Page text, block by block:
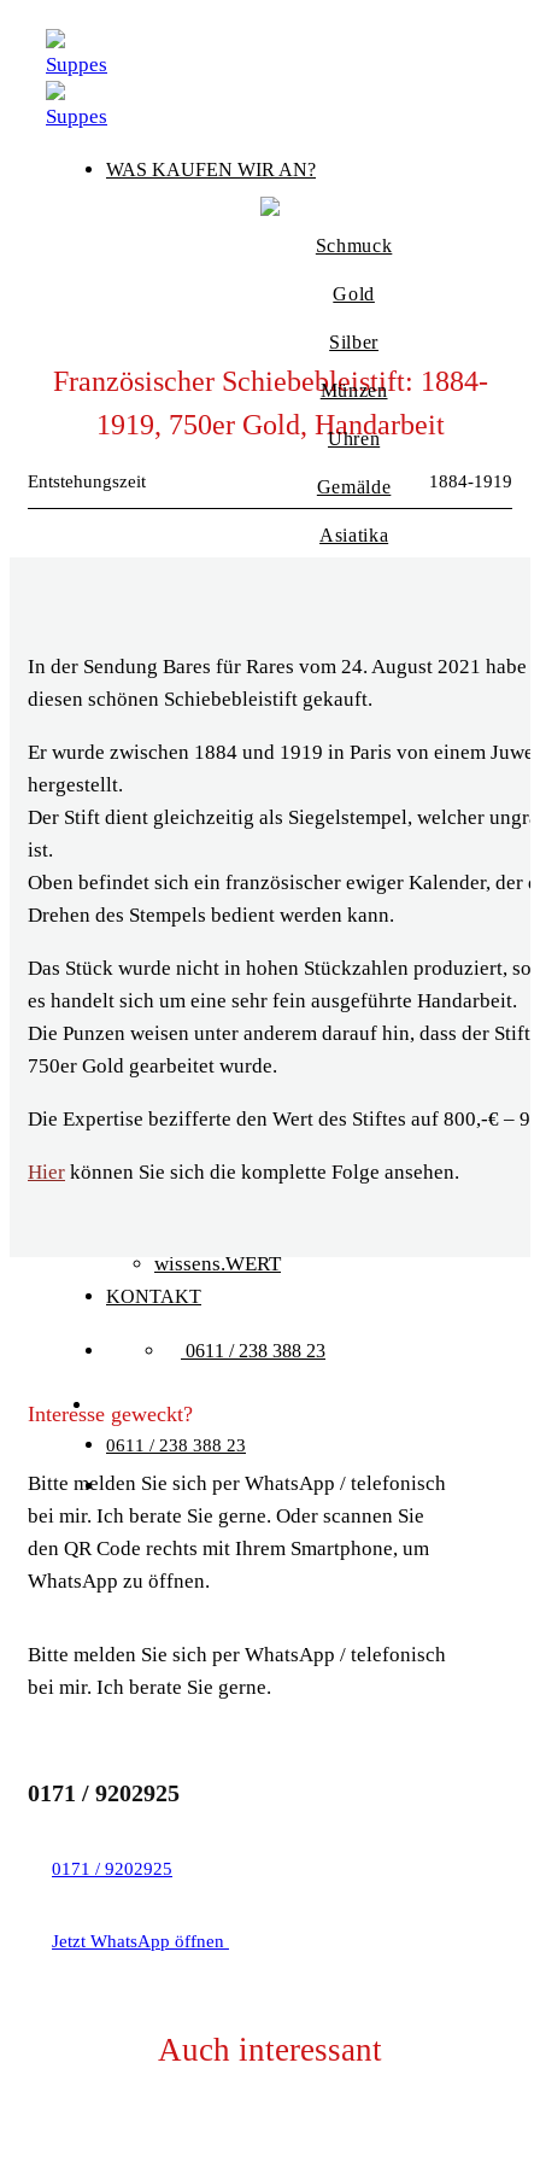
Zum
Inhalt
springen
WAS KAUFEN WIR AN?
Schmuck
Gold
Silber
Münzen
Uhren
Gemälde
Asiatika
Militaria
Porzellan
Alte Werbung
Orient Teppiche
Spielzeug
BARES FÜR RARES
Auktionshaus Wiesbaden
wissens.WERT
KONTAKT
0611 / 238 388 23
0611 / 238 388 23
Französischer Schiebebleistift: 1884-
1919, 750er Gold, Handarbeit
Entstehungszeit 1884-1919
In der Sendung Bares für Rares vom 24. August 2021 habe
diesen schönen Schiebebleistift gekauft.
Er wurde zwischen 1884 und 1919 in Paris von einem
hergestellt.
Der Stift dient gleichzeitig als Siegelstempel, welcher
ist.
Oben befindet sich ein französischer ewiger Kalender, der
Drehen des Stempels bedient werden kann.
Das Stück wurde nicht in hohen Stückzahlen produziert,
es handelt sich um eine sehr fein ausgeführte Handarbeit.
Die Punzen weisen unter anderem darauf hin, dass der Stift
750er Gold gearbeitet wurde.
Die Expertise bezifferte den Wert des Stiftes auf 800,-€ –
Hier können Sie sich die komplette Folge ansehen.
Interesse geweckt?
Bitte melden Sie sich per WhatsApp / telefonisch
bei mir. Ich berate Sie gerne. Oder scannen Sie
den QR Code rechts mit Ihrem Smartphone, um
WhatsApp zu öffnen.
Bitte melden Sie sich per WhatsApp / telefonisch
bei mir. Ich berate Sie gerne.
0171 / 9202925
0171 / 9202925
Jetzt WhatsApp öffnen
Auch interessant